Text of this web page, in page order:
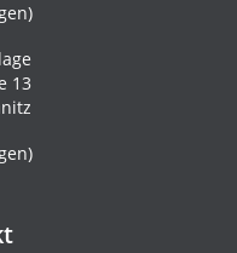
)
13
)